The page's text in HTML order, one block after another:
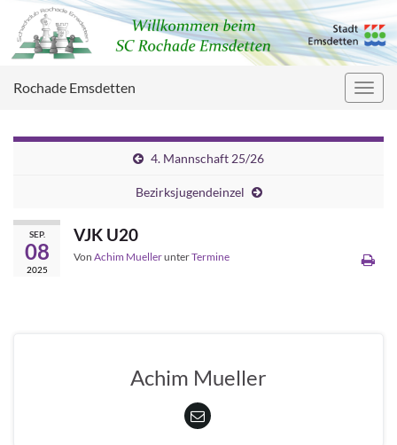
Rochade Emsdetten
4. Mannschaft 25/26
Bezirksjugendeinzel
SEP.
08
2025
VJK U20
Von Achim MuellerunterTermine
Achim Mueller